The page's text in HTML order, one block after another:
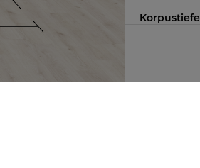
Korpustiefe